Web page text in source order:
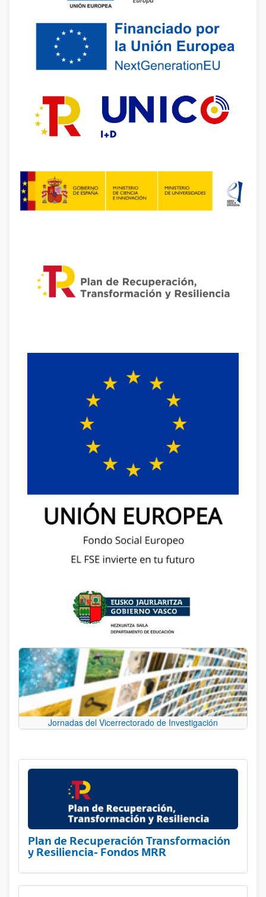
Jornadas del Vicerrectorado de Investigación
Plan de Recuperación Transformación
y Resiliencia- Fondos MRR